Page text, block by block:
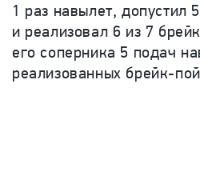
1 раз навылет, допустил
и реализовал 6 из 7
его соперника 5 подач
реализованных брейк-